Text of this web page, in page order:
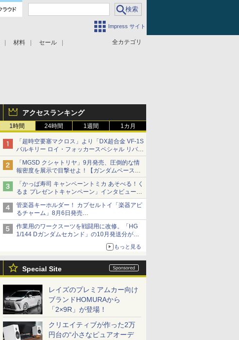
Impress サイト
全カテゴリ
材料 セール
アクセスランキング
1時間 24時間 1週間 1カ月
「超時空要塞マクロス」より「DX超合金 VF-1S
バルキリー ロイ・フォッカースペシャル リバイ
バルVer.」本日発売！
「MGSD クシャトリヤ」9月発売、圧倒的な情
報密度を展示で目撃せよ！【ガンダムベース撮
り下ろし】
「かっぱ寿司 キャンペーントミカ あそべる！く
るま プレゼントキャンペーン」インタビュー
子どもが楽しめるかっぱ寿司ならではの体験と
コラボの楽しさを追求
管楽器キーホルダー！ カプセルトイ「楽器アピ
るチャーム」8月6日発売
チューバ、テナサクなど5種各3色
作業用のワークスーツを戦闘用に改修。「HG
1/144 Dガンダムセカンド」の10月発送分が予
約受付中【ガンダムベース撮り下ろし】
もっと見る
Special Site
レイズのプレミアムカー向け
ブランドHOMURAから
「2×9R」が登場！
クリエイティブが作った2万
円台の“小さなピュアオーデ